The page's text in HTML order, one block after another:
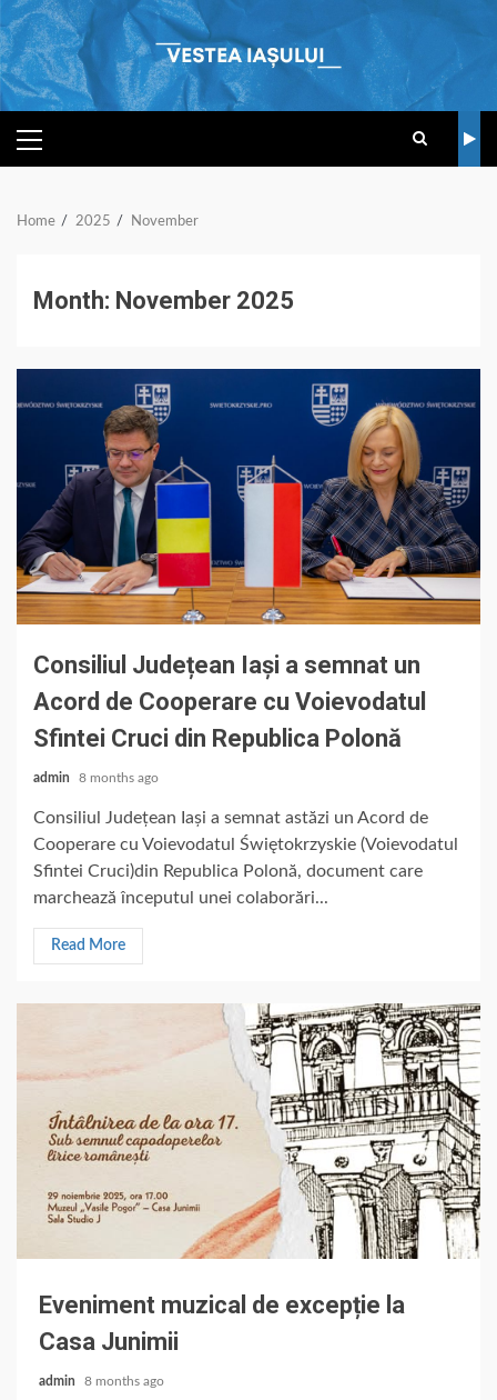
Skip
to
content
PRIMARY
MENU
Home 2025 November
Month: November 2025
Consiliul Județean Iași a semnat un
Acord de Cooperare cu Voievodatul
Sfintei Cruci din Republica Polonă
admin 8 months ago
Consiliul Județean Iași a semnat astăzi un Acord de
Cooperare cu Voievodatul Świętokrzyskie (Voievodatul
Sfintei Cruci)din Republica Polonă, document care
marchează începutul unei colaborări...
Read More
Eveniment muzical de excepție la
Casa Junimii
admin 8 months ago